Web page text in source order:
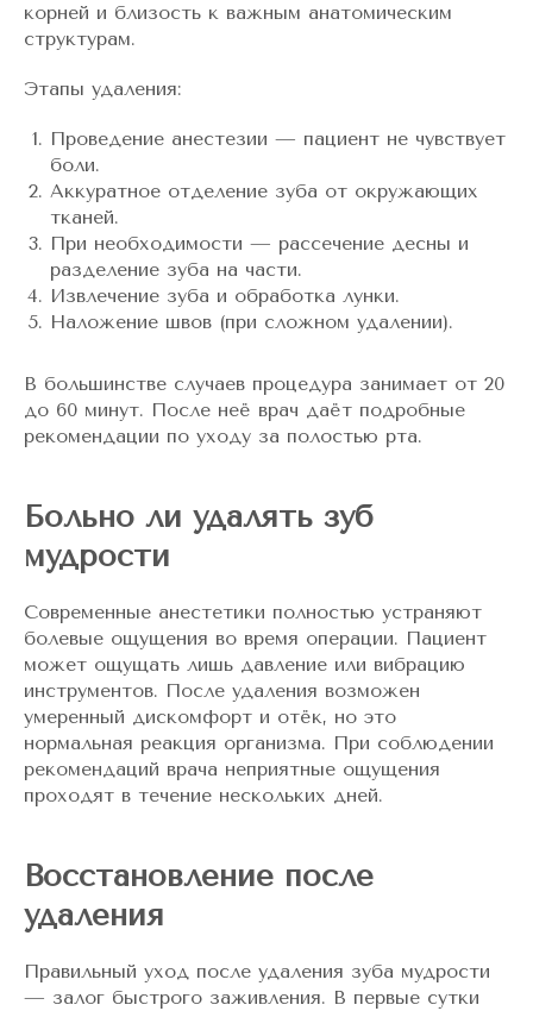
корней и близость к важным анатомическим
структурам.
Этапы удаления:
Проведение анестезии — пациент не чувствует
боли.
Аккуратное отделение зуба от окружающих
тканей.
При необходимости — рассечение десны и
разделение зуба на части.
Извлечение зуба и обработка лунки.
Наложение швов (при сложном удалении).
В большинстве случаев процедура занимает от 20
до 60 минут. После неё врач даёт подробные
рекомендации по уходу за полостью рта.
Больно ли удалять зуб
мудрости
Современные анестетики полностью устраняют
болевые ощущения во время операции. Пациент
может ощущать лишь давление или вибрацию
инструментов. После удаления возможен
умеренный дискомфорт и отёк, но это
нормальная реакция организма. При соблюдении
рекомендаций врача неприятные ощущения
проходят в течение нескольких дней.
Восстановление после
удаления
Правильный уход после удаления зуба мудрости
— залог быстрого заживления. В первые сутки